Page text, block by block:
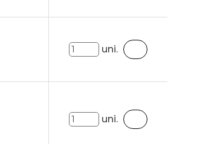
uni.
uni.